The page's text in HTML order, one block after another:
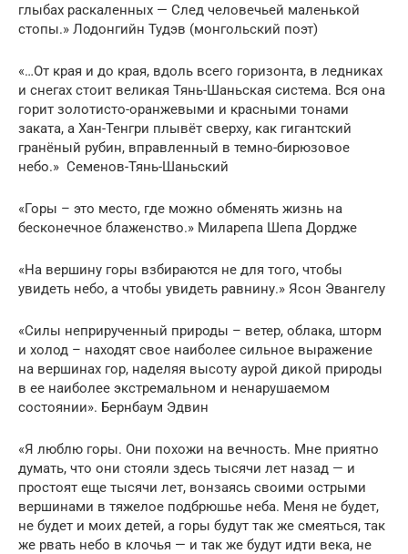
глыбах раскаленных — След человечьей маленькой
стопы.» Лодонгийн Тудэв (монгольский поэт)
«…От края и до края, вдоль всего горизонта, в ледниках
и снегах стоит великая Тянь-Шаньская система. Вся она
горит золотисто-оранжевыми и красными тонами
заката, а Хан-Тенгри плывёт сверху, как гигантский
гранёный рубин, вправленный в темно-бирюзовое
небо.» Семенов-Тянь-Шаньский
«Горы – это место, где можно обменять жизнь на
бесконечное блаженство.» Миларепа Шепа Дордже
«На вершину горы взбираются не для того, чтобы
увидеть небо, а чтобы увидеть равнину.» Ясон Эвангелу
«Силы неприрученный пpиpоды – ветеp, облака, штоpм
и холод – находят свое наиболее сильное выражение
на вершинах гоp, наделяя высоту ауpой дикой пpиpоды
в ее наиболее экстpемальном и ненаpушаемом
состоянии». Бернбаум Эдвин
«Я люблю горы. Они похожи на вечность. Мне приятно
думать, что они стояли здесь тысячи лет назад — и
простоят еще тысячи лет, вонзаясь своими острыми
вершинами в тяжелое подбрюшье неба. Меня не будет,
не будет и моих детей, а горы будут так же смеяться, так
же рвать небо в клочья — и так же будут идти века, не